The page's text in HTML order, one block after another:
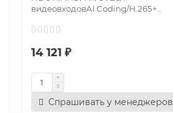
видеовходовAI Coding/H.265+..
14 121 ₽
Спрашивать у менеджеров